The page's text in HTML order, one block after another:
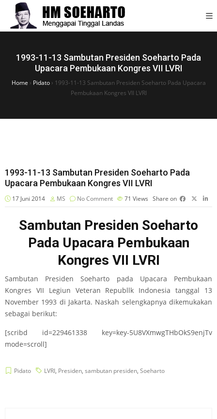
1993-11-13 Sambutan Presiden Soeharto Pada
Upacara Pembukaan Kongres VII LVRI
Home › Pidato› 1993-11-13 Sambutan Presiden Soeharto Pada Upacara
Pembukaan Kongres VII LVRI
1993-11-13 Sambutan Presiden Soeharto Pada
Upacara Pembukaan Kongres VII LVRI
17 Juni 2014 MS No Comment 71 Views Share on
Sambutan Presiden Soeharto
Pada Upacara Pembukaan
Kongres VII LVRI
Sambutan Presiden Soeharto pada Upacara Pembukaan
Kongres VII Legiun Veteran Republlk Indonesia tanggal 13
November 1993 di Jakarta. Naskah selengkapnya dikemukakan
sebagai berikut:
[scribd id=229461338 key=key-5U8VXmwgTHbOkS9enjTv
mode=scroll]
Pidato LVRI, Presiden, sambutan presiden, Soeharto